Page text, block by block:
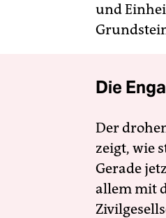
und
Die
Der
zeigt, wie
Gerade
allem mit